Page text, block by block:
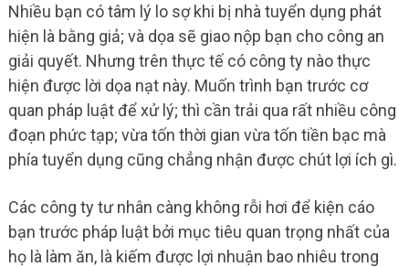
Nhiều bạn có tâm lý lo sợ khi bị nhà tuyển dụng phát
hiện là bằng giả; và dọa sẽ giao nộp bạn cho công an
giải quyết. Nhưng trên thực tế có công ty nào thực
hiện được lời dọa nạt này. Muốn trình bạn trước cơ
quan pháp luật để xử lý; thì cần trải qua rất nhiều công
đoạn phức tạp; vừa tốn thời gian vừa tốn tiền bạc mà
phía tuyển dụng cũng chẳng nhận được chút lợi ích gì.
Các công ty tư nhân càng không rỗi hơi để kiện cáo
bạn trước pháp luật bởi mục tiêu quan trọng nhất của
họ là làm ăn, là kiếm được lợi nhuận bao nhiêu trong